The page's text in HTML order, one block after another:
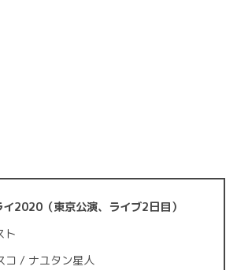
2020（東京公演、ライブ2日目）
ト
コ / ナユタン星人